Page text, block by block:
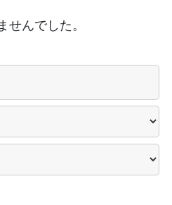
せんでした。